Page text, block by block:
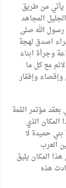
يأتي من طريق
المجاهد
رسول الله صلى
اصدق لهجة
وجرأة ابناء
مع كل ما
وإفقار
مؤتمر القمة
المكان الذي
حميدة لا
العرب
المكان يليق
هذه